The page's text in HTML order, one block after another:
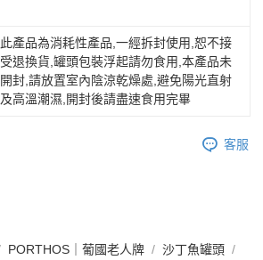
此產品為消耗性產品,一經拆封使用,恕不接
受退換貨,罐頭包裝浮起請勿食用,本產品未
開封,請放置室內陰涼乾燥處,避免陽光直射
及高溫潮濕,開封後請盡速食用完畢
客服
PORTHOS｜葡國老人牌
沙丁魚罐頭